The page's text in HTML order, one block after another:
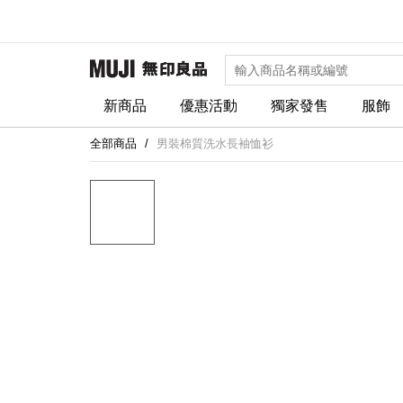
新商品 優惠活動 獨家發售 服飾
全部商品 男裝棉質洗水長袖恤衫